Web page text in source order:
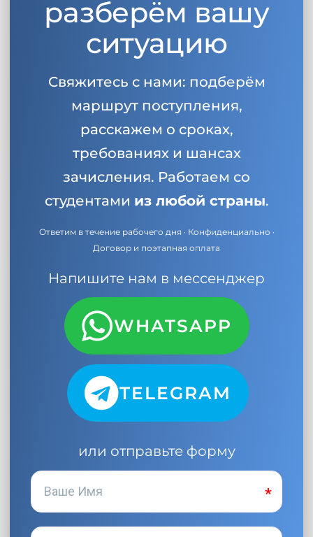
разберём вашу
ситуацию
Свяжитесь с нами: подберём
маршрут поступления,
расскажем о сроках,
требованиях и шансах
зачисления. Работаем со
студентами из любой страны.
Ответим в течение рабочего дня · Конфиденциально ·
Договор и поэтапная оплата
Напишите нам в мессенджер
WHATSAPP
TELEGRAM
или отправьте форму